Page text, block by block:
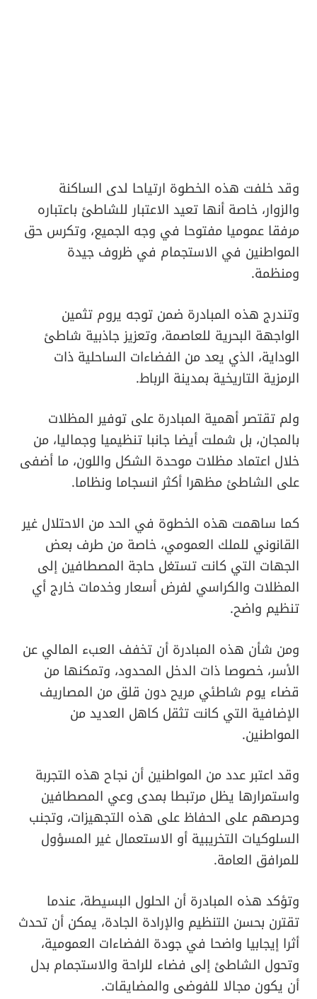
وقد خلفت هذه الخطوة ارتياحا لدى الساكنة
والزوار، خاصة أنها تعيد الاعتبار للشاطئ باعتباره
مرفقا عموميا مفتوحا في وجه الجميع، وتكرس حق
المواطنين في الاستجمام في ظروف جيدة
ومنظمة.
وتندرج هذه المبادرة ضمن توجه يروم تثمين
الواجهة البحرية للعاصمة، وتعزيز جاذبية شاطئ
الوداية، الذي يعد من الفضاءات الساحلية ذات
الرمزية التاريخية بمدينة الرباط.
ولم تقتصر أهمية المبادرة على توفير المظلات
بالمجان، بل شملت أيضا جانبا تنظيميا وجماليا، من
خلال اعتماد مظلات موحدة الشكل واللون، ما أضفى
على الشاطئ مظهرا أكثر انسجاما ونظاما.
كما ساهمت هذه الخطوة في الحد من الاحتلال غير
القانوني للملك العمومي، خاصة من طرف بعض
الجهات التي كانت تستغل حاجة المصطافين إلى
المظلات والكراسي لفرض أسعار وخدمات خارج أي
تنظيم واضح.
ومن شأن هذه المبادرة أن تخفف العبء المالي عن
الأسر، خصوصا ذات الدخل المحدود، وتمكنها من
قضاء يوم شاطئي مريح دون قلق من المصاريف
الإضافية التي كانت تثقل كاهل العديد من
المواطنين.
وقد اعتبر عدد من المواطنين أن نجاح هذه التجربة
واستمرارها يظل مرتبطا بمدى وعي المصطافين
وحرصهم على الحفاظ على هذه التجهيزات، وتجنب
السلوكيات التخريبية أو الاستعمال غير المسؤول
للمرافق العامة.
وتؤكد هذه المبادرة أن الحلول البسيطة، عندما
تقترن بحسن التنظيم والإرادة الجادة، يمكن أن تحدث
أثرا إيجابيا واضحا في جودة الفضاءات العمومية،
وتحول الشاطئ إلى فضاء للراحة والاستجمام بدل
أن يكون مجالا للفوضى والمضايقات.